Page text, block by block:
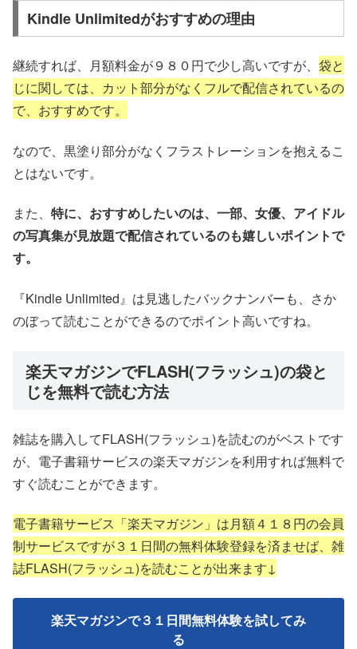
Kindle Unlimitedがおすすめの理由
継続すれば、月額料金が９８０円で少し高いですが、 袋と
じに関しては、カット部分がなくフルで配信されているの
で、おすすめです。
なので、黒塗り部分がなくフラストレーションを抱えるこ
とはないです。
また、 特に、おすすめしたいのは、一部、女優、アイドル
の写真集が見放題で配信されているのも嬉しいポイントで
す。
『Kindle Unlimited』は見逃したバックナンバーも、さか
のぼって読むことができるのでポイント高いですね。
楽天マガジンでFLASH(フラッシュ)の袋と
じを無料で読む方法
雑誌を購入してFLASH(フラッシュ)を読むのがベストです
が、電子書籍サービスの楽天マガジンを利用すれば無料で
すぐ読むことができます。
電子書籍サービス「楽天マガジン」は月額４１８円の会員
制サービスですが３１日間の無料体験登録を済ませば、雑
誌FLASH(フラッシュ)を読むことが出来ます↓
楽天マガジンで３１日間無料体験を試してみ
る